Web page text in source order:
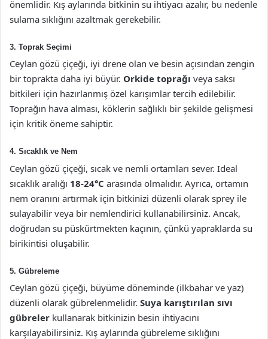
önemlidir. Kış aylarında bitkinin su ihtiyacı azalır, bu nedenle
sulama sıklığını azaltmak gerekebilir.
3. Toprak Seçimi
Ceylan gözü çiçeği, iyi drene olan ve besin açısından zengin
bir toprakta daha iyi büyür. Orkide toprağı veya saksı
bitkileri için hazırlanmış özel karışımlar tercih edilebilir.
Toprağın hava alması, köklerin sağlıklı bir şekilde gelişmesi
için kritik öneme sahiptir.
4. Sıcaklık ve Nem
Ceylan gözü çiçeği, sıcak ve nemli ortamları sever. Ideal
sıcaklık aralığı 18-24°C arasında olmalıdır. Ayrıca, ortamın
nem oranını artırmak için bitkinizi düzenli olarak sprey ile
sulayabilir veya bir nemlendirici kullanabilirsiniz. Ancak,
doğrudan su püskürtmekten kaçının, çünkü yapraklarda su
birikintisi oluşabilir.
5. Gübreleme
Ceylan gözü çiçeği, büyüme döneminde (ilkbahar ve yaz)
düzenli olarak gübrelenmelidir. Suya karıştırılan sıvı
gübreler kullanarak bitkinizin besin ihtiyacını
karşılayabilirsiniz. Kış aylarında gübreleme sıklığını